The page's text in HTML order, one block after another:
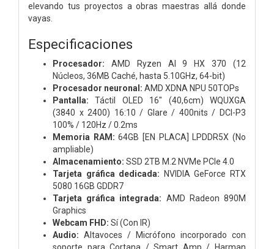
elevando tus proyectos a obras maestras allá donde
vayas.
Especificaciones
Procesador: AMD Ryzen AI 9 HX 370 (12
Núcleos, 36MB Caché, hasta 5.10GHz, 64-bit)
Procesador neuronal: AMD XDNA NPU 50TOPs
Pantalla: Táctil OLED 16" (40,6cm) WQUXGA
(3840 x 2400) 16:10 / Glare / 400nits / DCI-P3
100% / 120Hz / 0.2ms
Memoria RAM: 64GB [EN PLACA] LPDDR5X (No
ampliable)
Almacenamiento: SSD 2TB M.2 NVMe PCIe 4.0
Tarjeta gráfica dedicada: NVIDIA GeForce RTX
5080 16GB GDDR7
Tarjeta gráfica integrada: AMD Radeon 890M
Graphics
Webcam FHD: Sí (Con IR)
Audio: Altavoces / Micrófono incorporado con
soporte para Cortana / Smart Amp / Harman